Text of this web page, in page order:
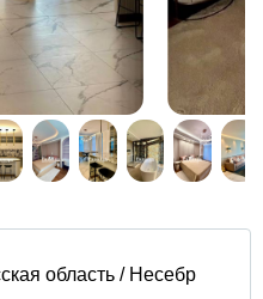
область / Несебр